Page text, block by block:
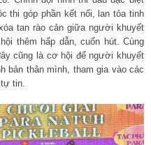
thi góp phần kết nối, lan tỏa tinh
tan rào cản giữa người khuyết
thêm hấp dẫn, cuốn hút. Cùng
cũng là cơ hội để người khuyết
bản thân mình, tham gia vào các
tin.